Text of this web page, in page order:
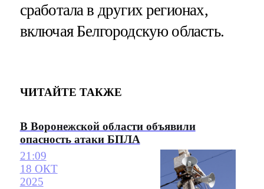
сработала в других регионах,
включая Белгородскую область.
ЧИТАЙТЕ ТАКЖЕ
В Воронежской области объявили
опасность атаки БПЛА
21:09
18 ОКТ
2025